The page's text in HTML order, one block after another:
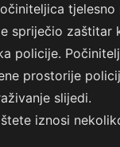
tjelesno
spriječio zaštitar
policije.
prostorije
slijedi.
iznosi